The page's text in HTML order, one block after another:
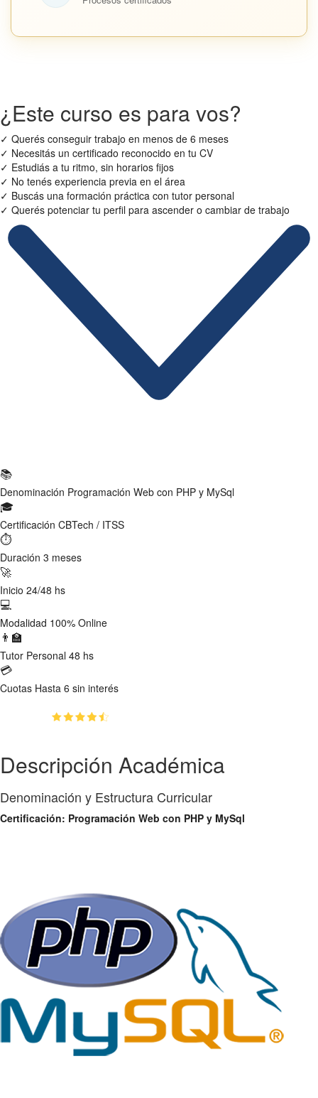
¿Este curso es para vos?
✓ Querés conseguir trabajo en menos de 6 meses
✓ Necesitás un certificado reconocido en tu CV
✓ Estudiás a tu ritmo, sin horarios fijos
✓ No tenés experiencia previa en el área
✓ Buscás una formación práctica con tutor personal
✓ Querés potenciar tu perfil para ascender o cambiar de trabajo
📚
Denominación Programación Web con PHP y MySql
🎓
Certificación CBTech / ITSS
⏱
Duración 3 meses
🚀
Inicio 24/48 hs
💻
Modalidad 100% Online
👨‍🏫
Tutor Personal 48 hs
💳
Cuotas Hasta 6 sin interés
Descripción Académica
Denominación y Estructura Curricular
Certificación: Programación Web con PHP y MySql